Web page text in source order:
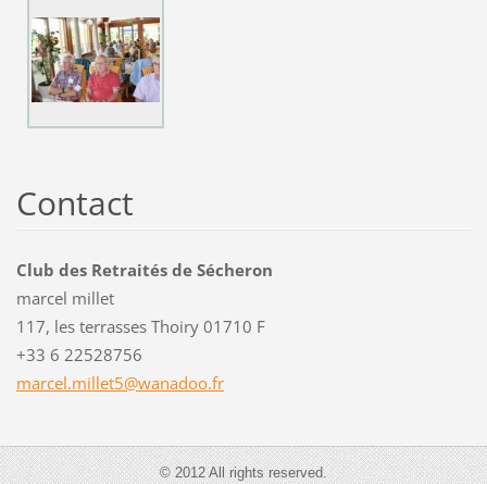
Contact
Club des Retraités de Sécheron
marcel millet
117, les terrasses Thoiry 01710 F
+33 6 22528756
marcel.millet5@wanadoo.fr
© 2012 All rights reserved.